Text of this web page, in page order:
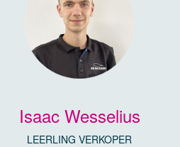
Isaac Wesselius
LEERLING VERKOPER